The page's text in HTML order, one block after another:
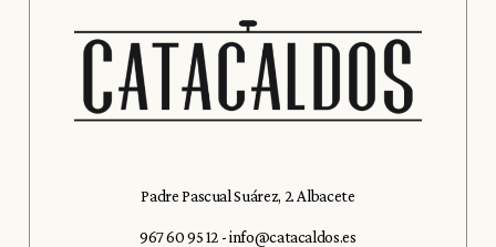
Padre Pascual Suárez, 2. Albacete
967 60 95 12 -info@catacaldos.es